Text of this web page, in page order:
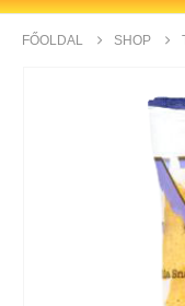
FŐOLDAL SHOP